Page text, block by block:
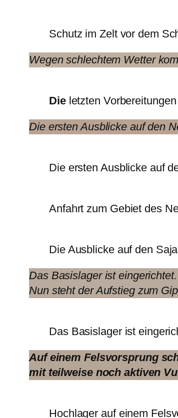
Schutz im Zelt vor dem
Wegen schlechtem Wetter
Dieletzten
Die ersten Ausblicke auf den
Die ersten Ausblicke auf
Anfahrt zum Gebiet des
Die Ausblicke auf den
Das Basislager ist eingerichtet.
Nun steht der Aufstieg zum
Das Basislager ist
Auf einem Felsvorsprung
mit teilweise noch aktiven
Hochlager auf einem